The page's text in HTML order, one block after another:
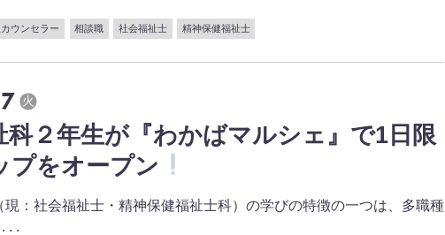
ウンセラー 相談職 社会福祉士 精神保健福祉士
火
科２年生が『わかばマルシェ』で1日限
プをオープン
現：社会福祉士・精神保健福祉士科）の学びの特徴の一つは、多職種
. .